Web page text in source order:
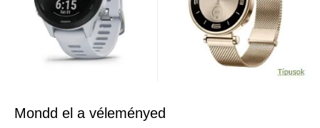
Mondd el a véleményed